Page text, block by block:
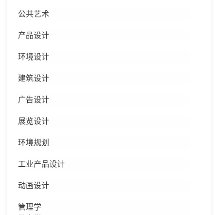
公共艺术
产品设计
环境设计
建筑设计
广告设计
展览设计
环境规划
工业产品设计
动画设计
管理学